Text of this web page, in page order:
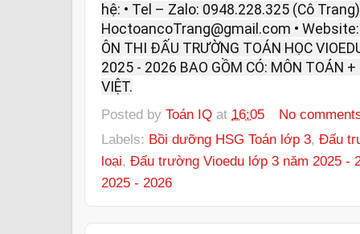
hệ: • Tel – Zalo: 0948.228.325 (Cô
HoctoancoTrang@gmail.com •
ÔN THI ĐẤU TRƯỜNG TOÁN HỌC
2025 - 2026 BAO GỒM CÓ: MÔN TOÁN
VIỆT.
Posted by Toán IQ at 16:05
No
Labels: Bồi dưỡng HSG Toán lớp 3, Đấu
loại, Đấu trường Vioedu lớp 3 năm 2025 -
2025 - 2026